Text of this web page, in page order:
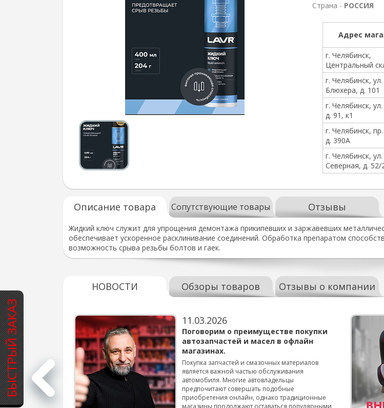
БЫСТРЫЙ ЗАКАЗ
Страна - РОССИЯ
Адрес
г. Челябинск,
Центральный
г. Челябинск, ул.
Блюхера, д. 101
г. Челябинск,
д. 91, к1
г. Челябинск,
д. 390А
г. Челябинск, ул.
Северная, д. 52/
Описание товара Сопутствующие товары Отзывы
Жидкий ключ служит для упрощения демонтажа прикипевших и заржавевших
обеспечивает ускоренное расклинивание соединений. Обработка препаратом
возможность срыва резьбы болтов и гаек.
НОВОСТИ Обзоры товаров Отзывы о компании
для
смены шин на
подробнее...
11.03.2026
Поговорим о преимуществе покупки
автозапчастей и масел в офлайн
магазинах.
Покупка запчастей и смазочных материалов
является важной частью обслуживания
автомобиля. Многие автовладельцы
предпочитают совершать подобные
приобретения онлайн, однако традиционные
магазины продолжают оставаться популярными